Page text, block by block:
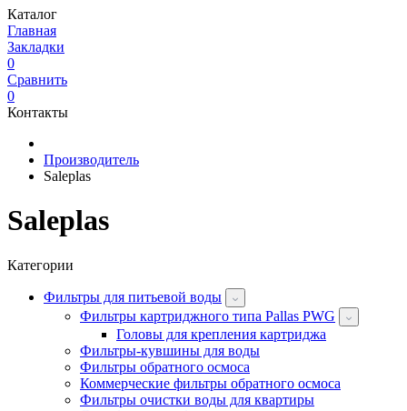
Каталог
Главная
Закладки
0
Сравнить
0
Контакты
Производитель
Saleplas
Saleplas
Категории
Фильтры для питьевой воды
Фильтры картриджного типа Pallas PWG
Головы для крепления картриджа
Фильтры-кувшины для воды
Фильтры обратного осмоса
Коммерческие фильтры обратного осмоса
Фильтры очистки воды для квартиры